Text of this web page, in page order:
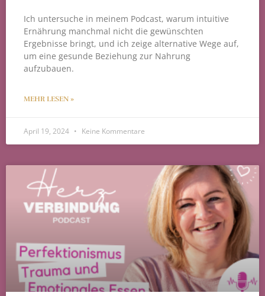
Ich untersuche in meinem Podcast, warum intuitive
Ernährung manchmal nicht die gewünschten
Ergebnisse bringt, und ich zeige alternative Wege auf,
um eine gesunde Beziehung zur Nahrung
aufzubauen.
MEHR LESEN »
April 19, 2024 Keine Kommentare